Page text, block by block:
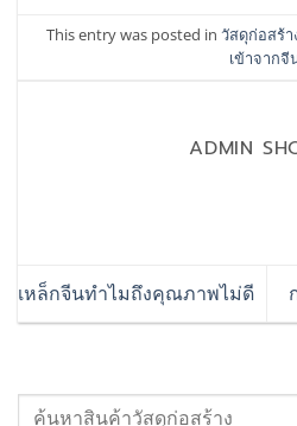
This entry was posted in วัสดุก่อสร้า
เข้าจากจี
ADMIN
เหล็กจีนทำไมถึงคุณภาพไม่ดี